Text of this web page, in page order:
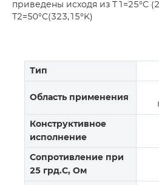
приведены исходя из T1=25°C
Т2=50°С(323,15°K)
Тип
Область применения
Конструктивное
исполнение
Сопротивление при
25 грд.С, Ом